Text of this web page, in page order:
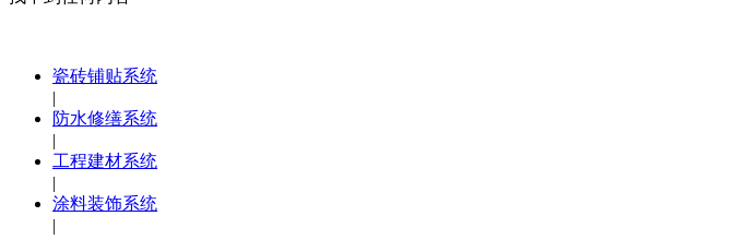
瓷砖铺贴系统
|
防水修缮系统
|
工程建材系统
|
涂料装饰系统
|